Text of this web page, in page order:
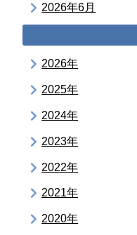
2026年6月
2026年
2025年
2024年
2023年
2022年
2021年
2020年